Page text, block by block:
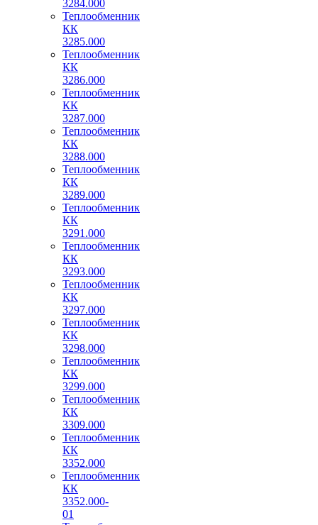
3284.000
Теплообменник
КК
3285.000
Теплообменник
КК
3286.000
Теплообменник
КК
3287.000
Теплообменник
КК
3288.000
Теплообменник
КК
3289.000
Теплообменник
КК
3291.000
Теплообменник
КК
3293.000
Теплообменник
КК
3297.000
Теплообменник
КК
3298.000
Теплообменник
КК
3299.000
Теплообменник
КК
3309.000
Теплообменник
КК
3352.000
Теплообменник
КК
3352.000-
01